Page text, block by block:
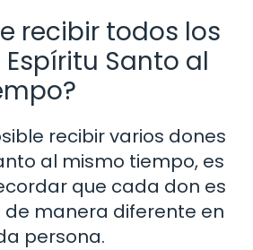
recibir todos los
Santo al
recibir varios dones
al mismo tiempo, es
que cada don es
de manera diferente en
persona.